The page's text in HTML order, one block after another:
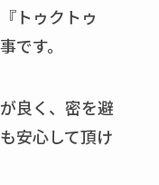
トゥクトゥ
です。
良く、密を避
安心して頂け